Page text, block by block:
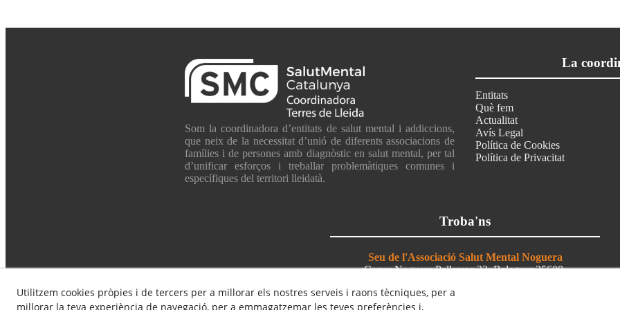
Som la coordinadora d’entitats de salut mental i addiccions,
que neix de la necessitat d’unió de diferents associacions de
famílies i de persones amb diagnòstic en salut mental, per tal
d’unificar esforços i treballar problemàtiques comunes i
específiques del territori lleidatà.
La
Entitats
Què fem
Actualitat
Avís Legal
Política de Cookies
Política de Privacitat
Troba'ns
Seu de l'Associació Salut Mental Noguera
Carrer Noguera Pallaresa 32, Balaguer 25600
coordinadora@salutmentalterresdelleida.org
comunicacio@salutmentalterresdelleida.org
Utilitzem cookies pròpies i de tercers per a millorar els nostres serveis i raons tècniques, per a
millorar la teva experiència de navegació, per a emmagatzemar les teves preferències i,